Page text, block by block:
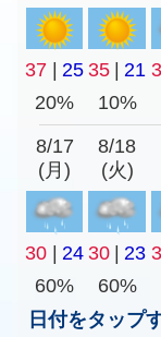
37 25 35 21
20%
10%
8/17
(月)
8/18
(火)
30 24 30 23
60%
60%
日付をタップ